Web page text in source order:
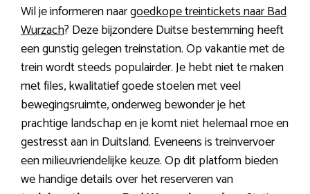
Wil je informeren naargoedkope treintickets naar Bad
Wurzach? Deze bijzondere Duitse bestemming heeft
een gunstig gelegen treinstation. Op vakantie met de
trein wordt steeds populairder. Je hebt niet te maken
met files, kwalitatief goede stoelen met veel
bewegingsruimte, onderweg bewonder je het
prachtige landschap en je komt niet helemaal moe en
gestresst aan in Duitsland. Eveneens is treinvervoer
een milieuvriendelijke keuze. Op dit platform bieden
we handige details over het reserveren van